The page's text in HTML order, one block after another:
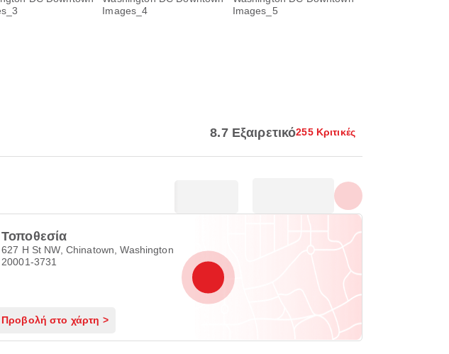
8.7 Εξαιρετικό255 Κριτικές
Τοποθεσία
627 H St NW, Chinatown, Washington
20001-3731
Προβολή στο χάρτη >